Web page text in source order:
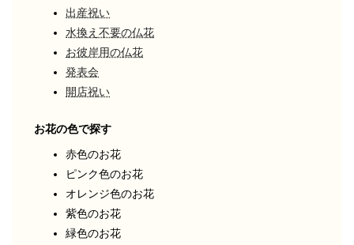
出産祝い
水換え不要の仏花
お彼岸用の仏花
発表会
開店祝い
お花の色で探す
赤色のお花
ピンク色のお花
オレンジ色のお花
紫色のお花
緑色のお花